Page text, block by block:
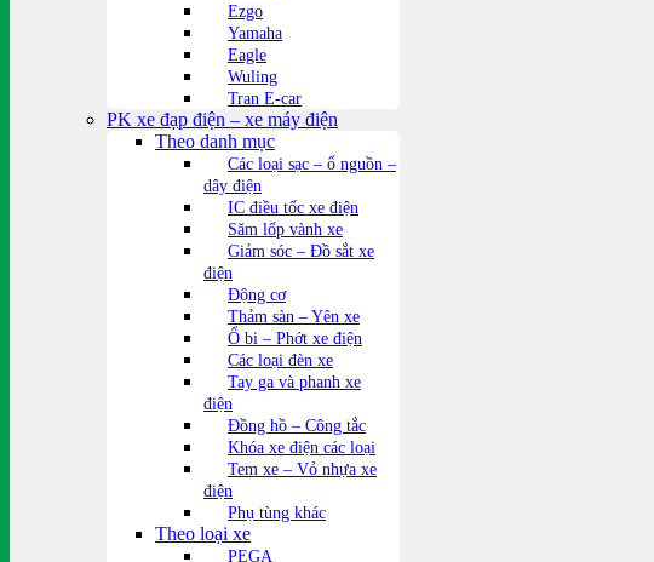
Ezgo
Yamaha
Eagle
Wuling
Tran E-car
PK xe đạp điện – xe máy điện
Theo danh mục
Các loại sạc – ổ nguồn –
dây điện
IC điều tốc xe điện
Săm lốp vành xe
Giảm sóc – Đồ sắt xe
điện
Động cơ
Thảm sàn – Yên xe
Ổ bi – Phớt xe điện
Các loại đèn xe
Tay ga và phanh xe
điện
Đồng hồ – Công tắc
Khóa xe điện các loại
Tem xe – Vỏ nhựa xe
điện
Phụ tùng khác
Theo loại xe
PEGA